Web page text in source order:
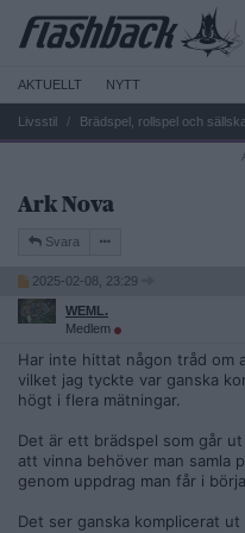
AKTUELLT NYTT
Livsstil Brädspel, rollspel och
Ark Nova
Svara
2025-02-08, 23:29
WEML.
Medlem
Har inte hittat någon tråd om
vilket jag tyckte var ganska
högt i flera mätningar.
Det är ett brädspel som går
att vinna behöver man samla
genom uppdrag man får i
Det ser ganska komplicerat